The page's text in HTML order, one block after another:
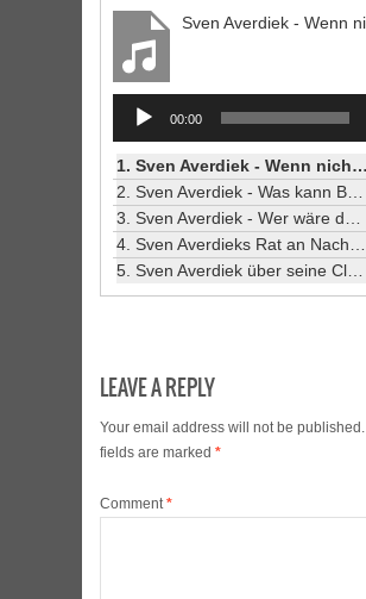
Audio
Player
00:00
1. Sven Averdiek - Wenn nicht Berlin, wo dann?
2. Sven Averdiek - Was kann Berlin?
3. Sven Averdiek - Wer wäre der Headliner auf einem von dir kuratierten Festival.
4. Sven Averdieks Rat an Nachwuchsmusiker
5. Sven Averdiek über seine Cluberfahrungen
LEAVE A REPLY
Your email address will not be published.
fields are marked *
Comment*